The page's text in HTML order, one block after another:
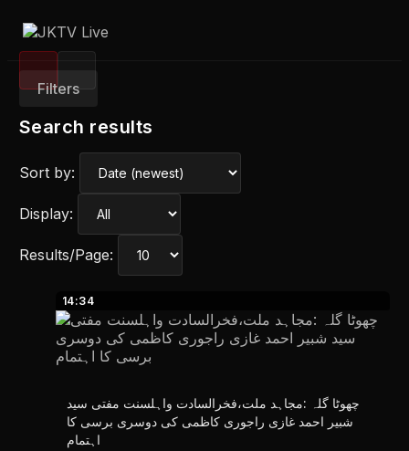
Filters
Search results
Sort by:
Display:
Results/Page:
14:34
چھوٹا گلہ :مجاہد ملت،فخرالسادت واہلسنت مفتی سید
شبیر احمد غازی راجوری کاظمی کی دوسری برسی کا
اہتمام